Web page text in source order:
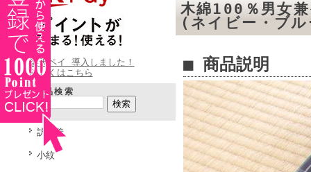
楽天ペイ 導入しました！
詳しくはこちら
商品検索
訪問着
小紋
木綿100％男女
(ネイビー・ブ
■ 商品説明